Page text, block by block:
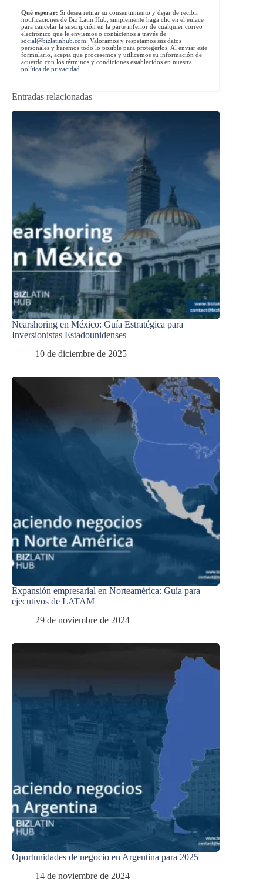
Qué esperar: Si desea retirar su consentimiento y dejar de recibir
notificaciones de Biz Latin Hub, simplemente haga clic en el enlace
para cancelar la suscripción en la parte inferior de cualquier correo
electrónico que le enviemos o contáctenos a través de
social@bizlatinhub.com . Valoramos y respetamos sus datos
personales y haremos todo lo posible para protegerlos. Al enviar este
formulario, acepta que procesemos y utilicemos su información de
acuerdo con los términos y condiciones establecidos en nuestra
política de privacidad
Entradas relacionadas
Nearshoring en México: Guía Estratégica para
Inversionistas Estadounidenses
10 de diciembre de 2025
Expansión empresarial en Norteamérica: Guía para
ejecutivos de LATAM
29 de noviembre de 2024
Oportunidades de negocio en Argentina para 2025
14 de noviembre de 2024